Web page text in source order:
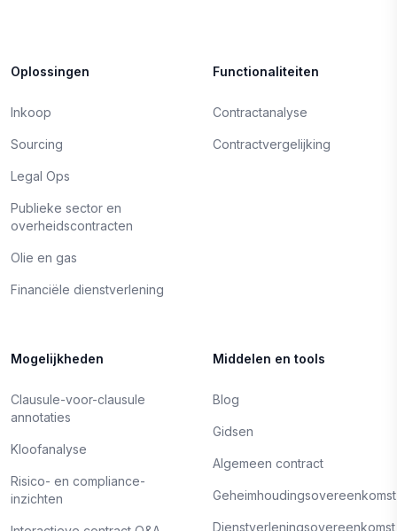
Oplossingen
Inkoop
Sourcing
Legal Ops
Publieke sector en
overheidscontracten
Olie en gas
Financiële dienstverlening
Functionaliteiten
Contractanalyse
Contractvergelijking
Mogelijkheden
Clausule-voor-clausule
annotaties
Kloofanalyse
Risico- en compliance-
inzichten
Middelen en tools
Blog
Gidsen
Algemeen contract
Geheimhoudingsovereenkomst
Dienstverleningsovereenkomst